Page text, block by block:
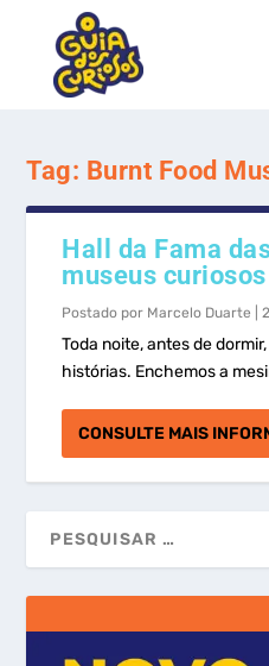
Tag: Burnt Food
Hall da Fama
museus curiosos
Postado por Marcelo Duarte |
Toda noite, antes de
histórias. Enchemos a
CONSULTE MAIS